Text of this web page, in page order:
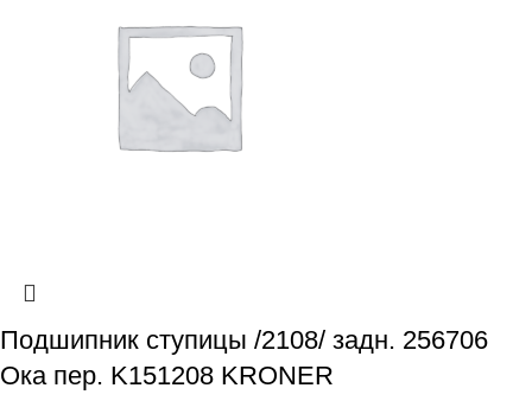
Подшипник ступицы /2108/ задн. 256706
Ока пер. K151208 KRONER